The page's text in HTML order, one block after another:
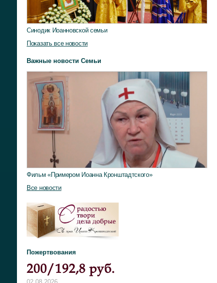
Синодик Иоанновской семьи
Показать все новости
Важные новости Семьи
Фильм «Примером Иоанна Кронштадтского»
Все новости
Пожертвования
200/192,8 руб.